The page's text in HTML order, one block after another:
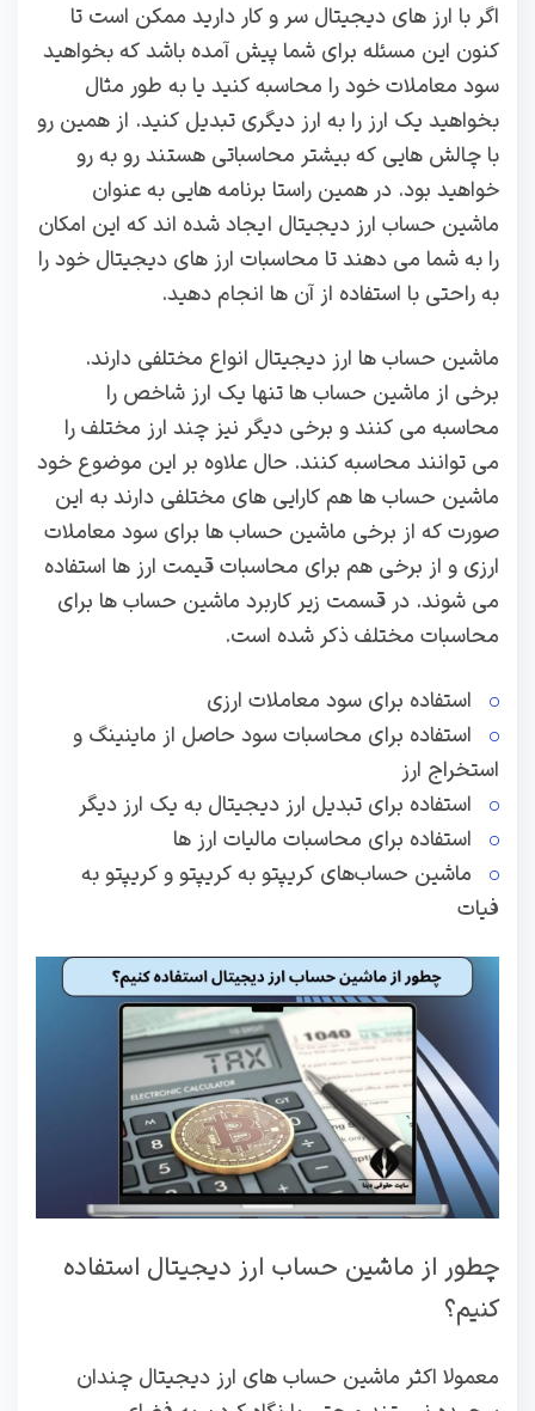
اگر با ارز های دیجیتال سر و کار دارید ممکن است تا
کنون این مسئله برای شما پیش آمده باشد که بخواهید
سود معاملات خود را محاسبه کنید یا به طور مثال
بخواهید یک ارز را به ارز دیگری تبدیل کنید. از همین رو
با چالش هایی که بیشتر محاسباتی هستند رو به رو
خواهید بود. در همین راستا برنامه هایی به عنوان
ماشین حساب ارز دیجیتال ایجاد شده اند که این امکان
را به شما می دهند تا محاسبات ارز های دیجیتال خود را
به راحتی با استفاده از آن ها انجام دهید.
ماشین حساب ها ارز دیجیتال انواع مختلفی دارند.
برخی از ماشین حساب ها تنها یک ارز شاخص را
محاسبه می کنند و برخی دیگر نیز چند ارز مختلف را
می توانند محاسبه کنند. حال علاوه بر این موضوع خود
ماشین حساب ها هم کارایی های مختلفی دارند به این
صورت که از برخی ماشین حساب ها برای سود معاملات
ارزی و از برخی هم برای محاسبات قیمت ارز ها استفاده
می شوند. در قسمت زیر کاربرد ماشین حساب ها برای
محاسبات مختلف ذکر شده است.
استفاده برای سود معاملات ارزی
استفاده برای محاسبات سود حاصل از ماینینگ و
استخراج ارز
استفاده برای تبدیل ارز دیجیتال به یک ارز دیگر
استفاده برای محاسبات مالیات ارز ها
ماشین حساب‌های کریپتو به کریپتو و کریپتو به
فیات
چطور از ماشین حساب ارز دیجیتال استفاده
کنیم؟
معمولا اکثر ماشین حساب های ارز دیجیتال چندان